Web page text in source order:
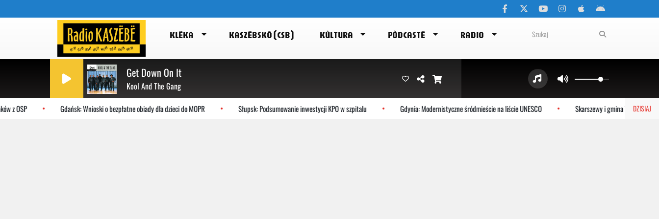
KLËKA KASZËBSKÔ (CSB) KÙLTURA PÒDCASTË RADIO
Get Down On It
Kool And The Gang
DZISIAJ
z OSP Gdańsk: Wnioski o bezpłatne obiady dla dzieci do MOPR Słupsk: Podsumowanie inwestycji KPO w szpitalu Gdynia: Modernistyczne śródmieście na liście UNESCO Skarszewy i gmina Tczew